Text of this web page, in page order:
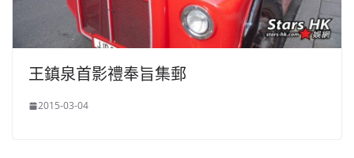
王鎮泉首影禮奉旨集郵
2015-03-04